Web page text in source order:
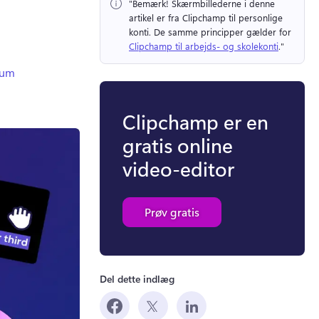
"Bemærk! Skærmbillederne i denne
artikel er fra Clipchamp til personlige
konti.
Clipchamp til arbejds- og skolekonti."
Clipchamp er en
gratis online
video-editor
Prøv gratis
Del dette indlæg